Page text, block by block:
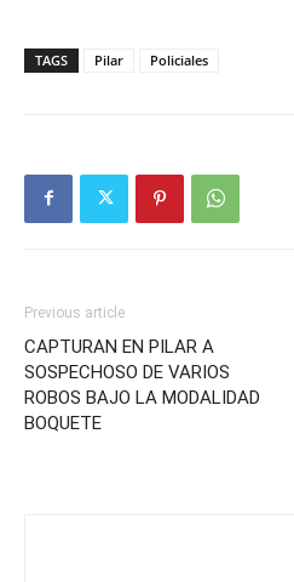
TAGS Pilar Policiales
Previous article
CAPTURAN EN PILAR A
SOSPECHOSO DE VARIOS
ROBOS BAJO LA MODALIDAD
BOQUETE